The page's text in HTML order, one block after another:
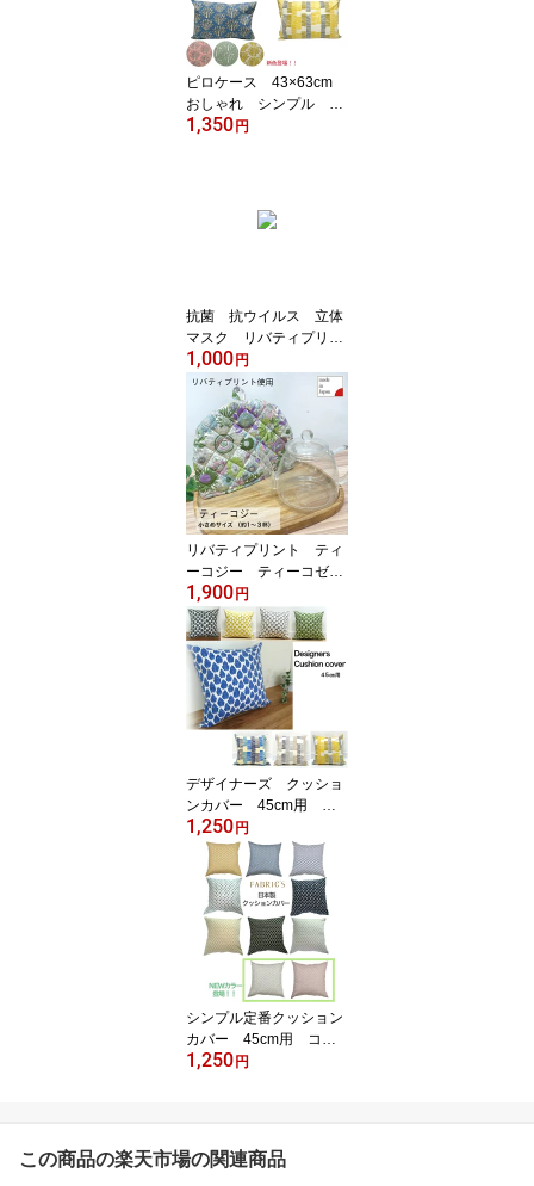
ピロケース 43×63cm
おしゃれ シンプル 可
愛い 枕カバー コット
ル 洗える 木柄 イギ
リス スウェーデン デ
1,350円
抗菌 抗ウイルス 立体
マスク リバティプリン
ト 綿100％ 洗える LI
BERTY 立体マスク 布
マスク 日本製 FABRI
C'S 小さめ クラボ
ウ 女性 レディース
クレンゼ使用 CLEANS
E
1,000円
リバティプリント ティ
ーコジー ティーコゼ
ティーコージー リバテ
ィ かわいい お洒落
LIBERTY PRINTS ティ
ーポット 保温 紅茶
お茶 ティータイム テ
ィーセット スモールス
ザンナ スリーピングロ
ーズ アフタヌーンティ
ー 急須 ティーポット
1,900円
デザイナーズ クッショ
ンカバー 45cm用 コ
ットン100% FABRIC'S
日本製 北欧 イギリ
ス フィンランド
1,250円
シンプル定番クッション
カバー 45cm用 コッ
トン100% FABRIC'S日
ゃれ かっこいい
1,250円
この商品の楽天市場の関連商品